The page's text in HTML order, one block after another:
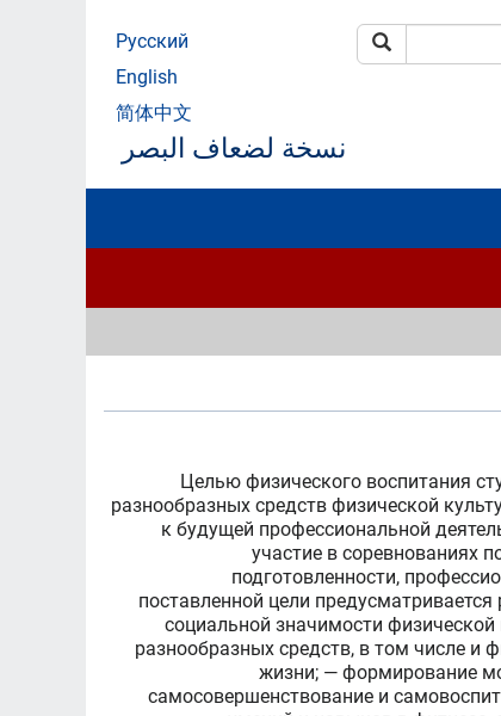
بحث
Русский
English
简体中文
نسخة لضعاف البصر
Целью физического воспитания
разнообразных средств физической
к будущей профессиональной
участие в соревнованиях
подготовленности,
поставленной цели
социальной значимости физической
разнообразных средств, в том числе и
жизни; — формирование
самосовершенствование и